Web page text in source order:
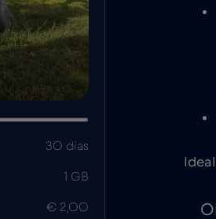
30 dias
1 GB
€ 2,00